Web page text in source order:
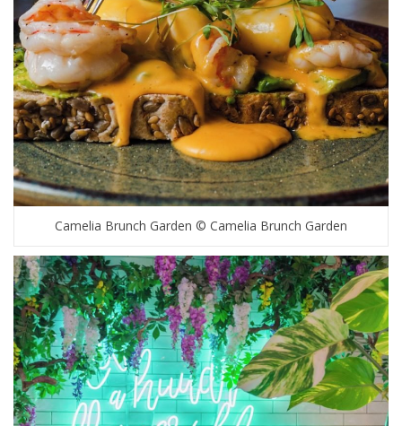
Camelia Brunch Garden © Camelia Brunch Garden